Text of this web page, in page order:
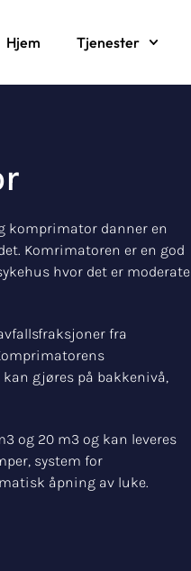
Hjem Tjenester
komprimator danner en
Komrimatoren er en god
hvor det er moderate
fra
gjøres på bakkenivå,
og 20 m3 og kan leveres
system for
åpning av luke.